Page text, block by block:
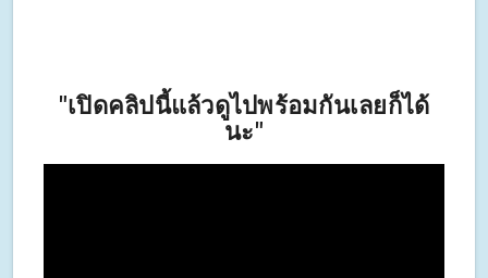
"เปิดคลิปนี้แล้วดูไปพร้อมกันเลยก็ได้
นะ"